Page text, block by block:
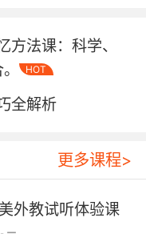
的课程中，教
于自己的联想故
以想象一只啄木
一本“book”，通
、形、义紧密结
趣，让他们在欢笑
单词孤立存在时，
中，则能赋予其
景舞台，单词在
方法课：科学、
HOT
全解析
更多课程>
外教试听体验课